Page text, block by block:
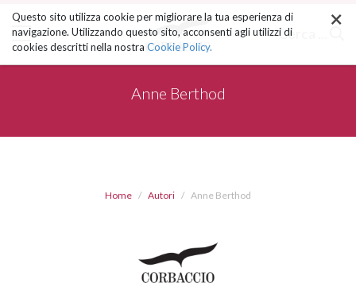
ai
contenuti.
|
Salta
Cerca ... ×
Questo sito utilizza cookie per migliorare la tua esperienza di
navigazione. Utilizzando questo sito, acconsenti agli utilizzi di
cookies descritti nella nostra Cookie Policy.
Anne Berthod
Home Autori Anne Berthod